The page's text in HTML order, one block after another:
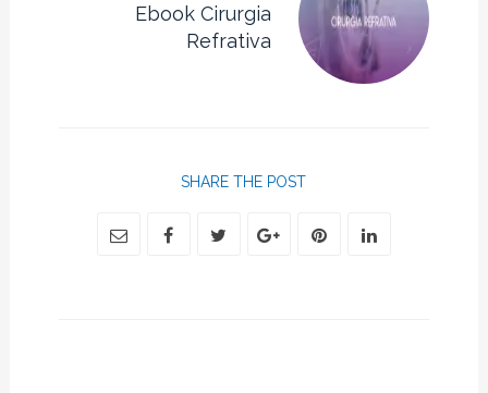
Ebook Cirurgia
Refrativa
SHARE THE POST